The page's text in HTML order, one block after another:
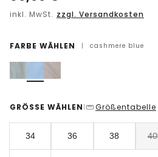
inkl. MwSt. zzgl. Versandkosten
FARBE WÄHLEN | cashmere blue
GRÖSSE WÄHLEN | Größentabelle
34 36 38 40